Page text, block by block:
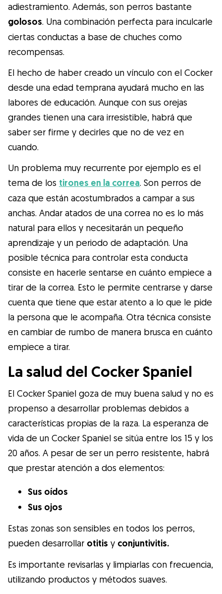
adiestramiento. Además, son perros bastante
golosos. Una combinación perfecta para inculcarle
ciertas conductas a base de chuches como
recompensas.
El hecho de haber creado un vínculo con el Cocker
desde una edad temprana ayudará mucho en las
labores de educación. Aunque con sus orejas
grandes tienen una cara irresistible, habrá que
saber ser firme y decirles que no de vez en
cuando.
Un problema muy recurrente por ejemplo es el
tema de los tirones en la correa. Son perros de
caza que están acostumbrados a campar a sus
anchas. Andar atados de una correa no es lo más
natural para ellos y necesitarán un pequeño
aprendizaje y un periodo de adaptación. Una
posible técnica para controlar esta conducta
consiste en hacerle sentarse en cuánto empiece a
tirar de la correa. Esto le permite centrarse y darse
cuenta que tiene que estar atento a lo que le pide
la persona que le acompaña. Otra técnica consiste
en cambiar de rumbo de manera brusca en cuánto
empiece a tirar.
La salud del Cocker Spaniel
El Cocker Spaniel goza de muy buena salud y no es
propenso a desarrollar problemas debidos a
características propias de la raza. La esperanza de
vida de un Cocker Spaniel se sitúa entre los 15 y los
20 años. A pesar de ser un perro resistente, habrá
que prestar atención a dos elementos:
Sus oídos
Sus ojos
Estas zonas son sensibles en todos los perros,
pueden desarrollar otitis y conjuntivitis.
Es importante revisarlas y limpiarlas con frecuencia,
utilizando productos y métodos suaves.